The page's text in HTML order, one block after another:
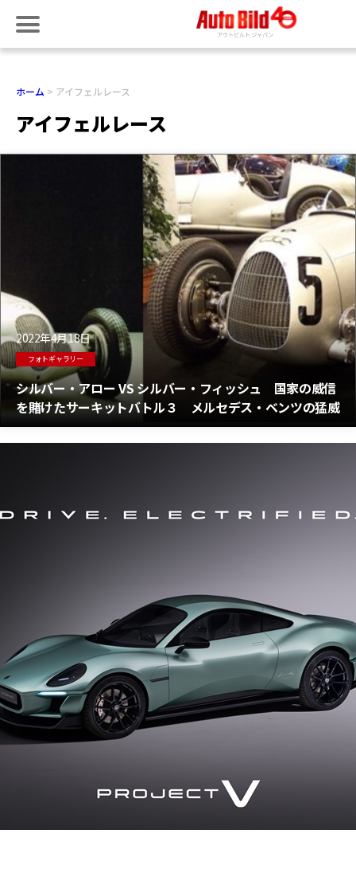
ホーム アイフェルレース
アイフェルレース
2022年4月18日
フォトギャラリー
シルバー・アロー VS シルバー・フィッシュ 国家の威信
を賭けたサーキットバトル３ メルセデス・ベンツの猛威